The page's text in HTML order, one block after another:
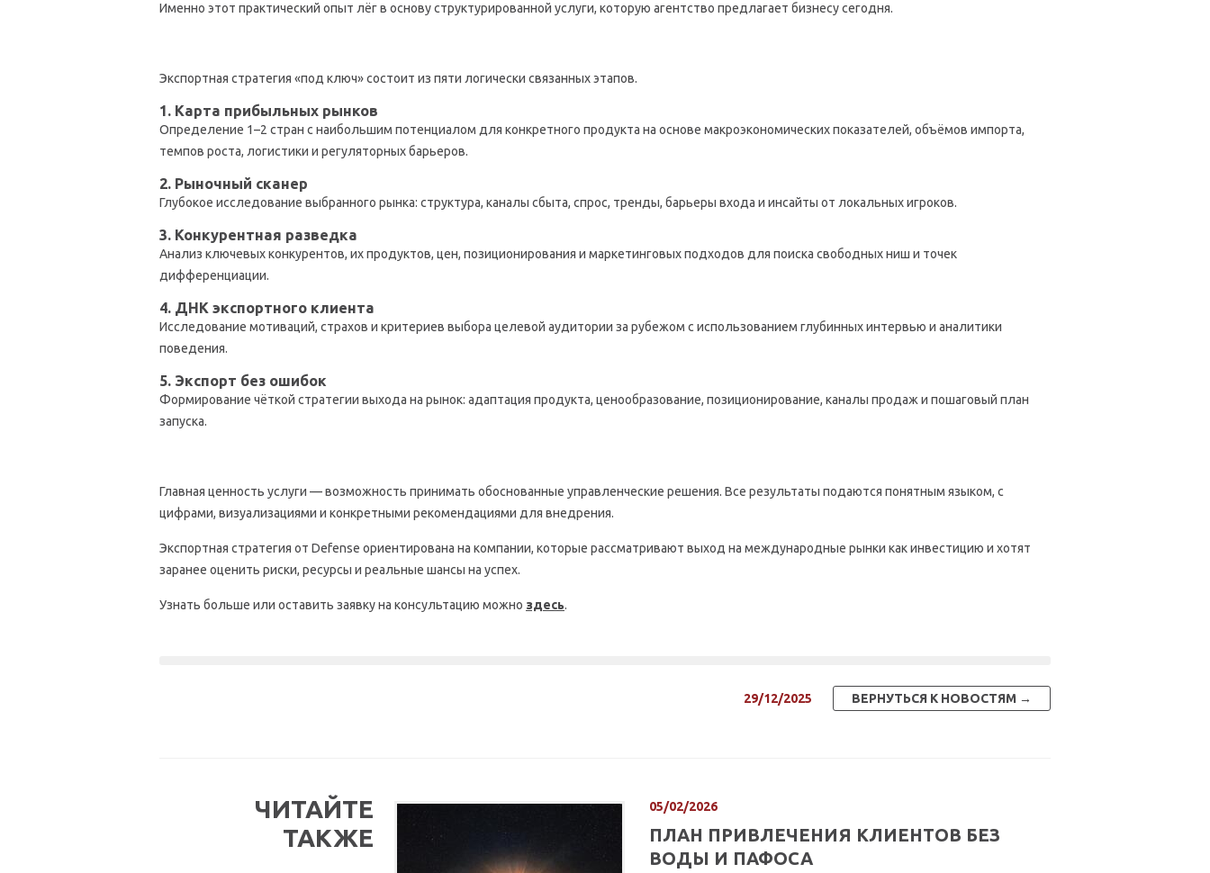
Именно этот практический опыт лёг в основу структурированной услуги, которую агентство предлагает бизнесу сегодня.
Экспортная стратегия «под ключ» состоит из пяти логически связанных этапов.
1. Карта прибыльных рынков
Определение 1–2 стран с наибольшим потенциалом для конкретного продукта на основе макроэкономических показателей, объёмов импорта,
темпов роста, логистики и регуляторных барьеров.
2. Рыночный сканер
Глубокое исследование выбранного рынка: структура, каналы сбыта, спрос, тренды, барьеры входа и инсайты от локальных игроков.
3. Конкурентная разведка
Анализ ключевых конкурентов, их продуктов, цен, позиционирования и маркетинговых подходов для поиска свободных ниш и точек
дифференциации.
4. ДНК экспортного клиента
Исследование мотиваций, страхов и критериев выбора целевой аудитории за рубежом с использованием глубинных интервью и аналитики
поведения.
5. Экспорт без ошибок
Формирование чёткой стратегии выхода на рынок: адаптация продукта, ценообразование, позиционирование, каналы продаж и пошаговый план
запуска.
Главная ценность услуги — возможность принимать обоснованные управленческие решения. Все результаты подаются понятным языком, с
цифрами, визуализациями и конкретными рекомендациями для внедрения.
Экспортная стратегия от Defense ориентирована на компании, которые рассматривают выход на международные рынки как инвестицию и хотят
заранее оценить риски, ресурсы и реальные шансы на успех.
Узнать больше или оставить заявку на консультацию можно здесь.
29/12/2025 ВЕРНУТЬСЯ К НОВОСТЯМ →
ЧИТАЙТЕ
ТАКЖЕ
05/02/2026
ПЛАН ПРИВЛЕЧЕНИЯ КЛИЕНТОВ БЕЗ
ВОДЫ И ПАФОСА